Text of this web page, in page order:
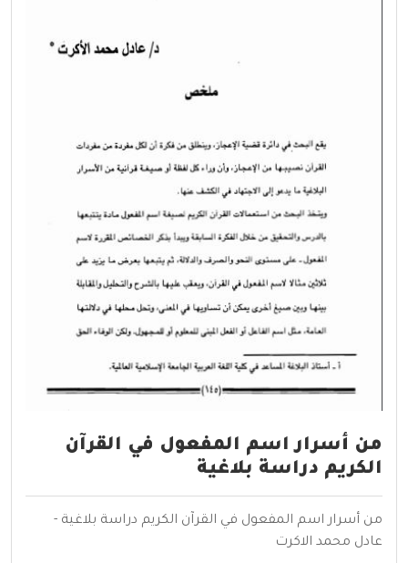
من أسرار اسم المفعول في القرآن
الكريم دراسة بلاغية
من أسرار اسم المفعول في القرآن الكريم دراسة بلاغية -
عادل محمد الاكرت